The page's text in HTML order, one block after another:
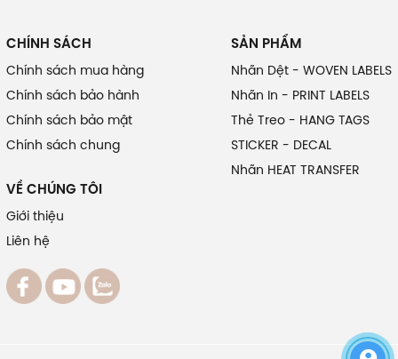
CHÍNH SÁCH
Chính sách mua hàng
Chính sách bảo hành
Chính sách bảo mật
Chính sách chung
SẢN PHẨM
Nhãn Dệt - WOVEN LABELS
Nhãn In - PRINT LABELS
Thẻ Treo - HANG TAGS
STICKER - DECAL
Nhãn HEAT TRANSFER
VỀ CHÚNG TÔI
Giới thiệu
Liên hệ